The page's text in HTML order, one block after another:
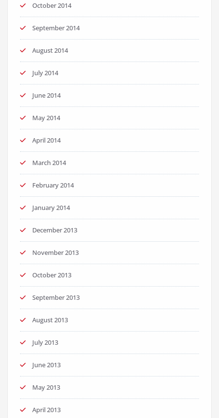
October 2014
September 2014
August 2014
July 2014
June 2014
May 2014
April 2014
March 2014
February 2014
January 2014
December 2013
November 2013
October 2013
September 2013
August 2013
July 2013
June 2013
May 2013
April 2013